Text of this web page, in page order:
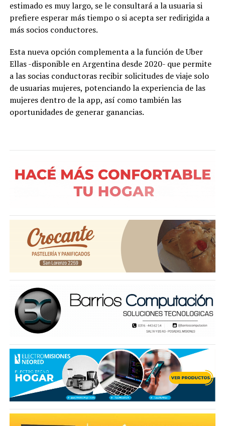
estimado es muy largo, se le consultará a la usuaria si
prefiere esperar más tiempo o si acepta ser redirigida a
más socios conductores.
Esta nueva opción complementa a la función de Uber
Ellas-disponible en Argentina desde 2020- que permite
a las socias conductoras recibir solicitudes de viaje solo
de usuarias mujeres, potenciando la experiencia de las
mujeres dentro de la app, así como también las
oportunidades de generar ganancias.